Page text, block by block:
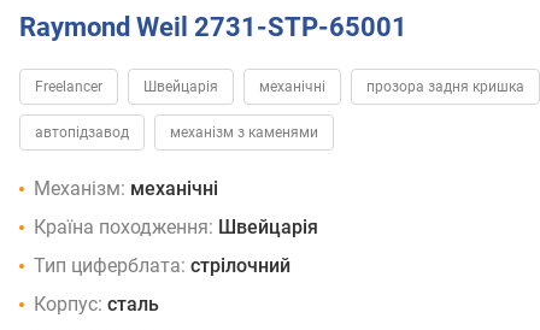
Raymond Weil 2731-STP-65001
Freelancer Швейцарія механічні прозора задня кришка
автопідзавод механізм з каменями
Механізм: механічні
Країна походження: Швейцарія
Тип циферблата: стрілочний
Корпус: сталь